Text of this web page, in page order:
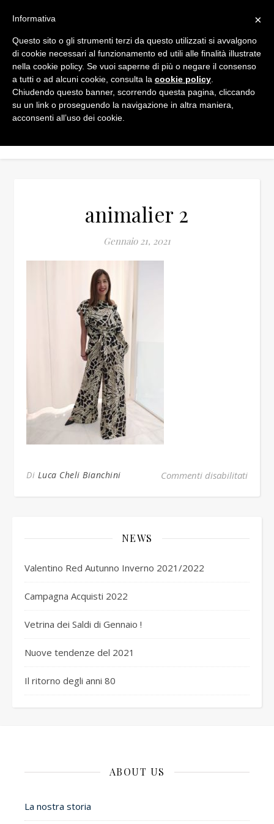
animalier 2
Gennaio 21, 2021
Di Luca Cheli Bianchini Commenti disabilitatisu
NEWS
Valentino Red Autunno Inverno 2021/2022
Campagna Acquisti 2022
Vetrina dei Saldi di Gennaio !
Nuove tendenze del 2021
Il ritorno degli anni 80
ABOUT US
La nostra storia
×
Informativa
Questo sito o gli strumenti terzi da questo utilizzati si avvalgono
di cookie necessari al funzionamento ed utili alle finalità illustrate
nella cookie policy. Se vuoi saperne di più o negare il consenso
a tutti o ad alcuni cookie, consulta la cookie policy
Chiudendo questo banner, scorrendo questa pagina, cliccando
su un link o proseguendo la navigazione in altra maniera,
acconsenti all’uso dei cookie.